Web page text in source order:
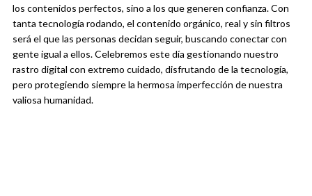
los contenidos perfectos, sino a los que generen confianza. Con
tanta tecnología rodando, el contenido orgánico, real y sin filtros
será el que las personas decidan seguir, buscando conectar con
gente igual a ellos. Celebremos este día gestionando nuestro
rastro digital con extremo cuidado, disfrutando de la tecnología,
pero protegiendo siempre la hermosa imperfección de nuestra
valiosa humanidad.